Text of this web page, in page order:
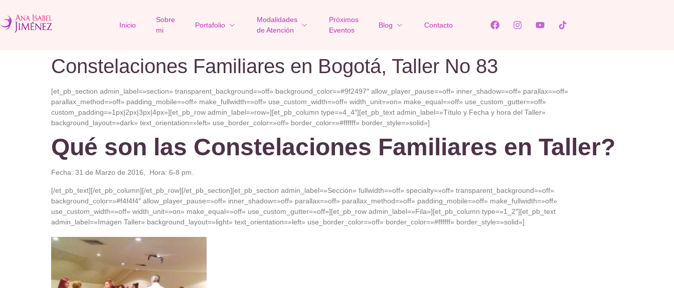
Inicio
Sobre
mi
Portafolio
Modalidades
de Atención
Próximos
Eventos
Blog Contacto
Constelaciones Familiares en Bogotá, Taller No 83
[et_pb_section admin_label=»section» transparent_background=»off» background_color=»#9f2497″ allow_player_pause=»off» inner_shadow=»off» parallax=»off»
parallax_method=»off» padding_mobile=»off» make_fullwidth=»off» use_custom_width=»off» width_unit=»on» make_equal=»off» use_custom_gutter=»off»
custom_padding=»1px|2px|3px|4px»][et_pb_row admin_label=»row»][et_pb_column type=»4_4″][et_pb_text admin_label=»Título y Fecha y hora del Taller»
background_layout=»dark» text_orientation=»left» use_border_color=»off» border_color=»#ffffff» border_style=»solid»]
Qué son las Constelaciones Familiares en Taller?
Fecha: 31 de Marzo de 2016, Hora: 6-8 pm.
[/et_pb_text][/et_pb_column][/et_pb_row][/et_pb_section][et_pb_section admin_label=»Sección» fullwidth=»off» specialty=»off» transparent_background=»off»
background_color=»#f4f4f4″ allow_player_pause=»off» inner_shadow=»off» parallax=»off» parallax_method=»off» padding_mobile=»off» make_fullwidth=»off»
use_custom_width=»off» width_unit=»on» make_equal=»off» use_custom_gutter=»off»][et_pb_row admin_label=»Fila»][et_pb_column type=»1_2″][et_pb_text
admin_label=»Imagen Taller» background_layout=»light» text_orientation=»left» use_border_color=»off» border_color=»#ffffff» border_style=»solid»]